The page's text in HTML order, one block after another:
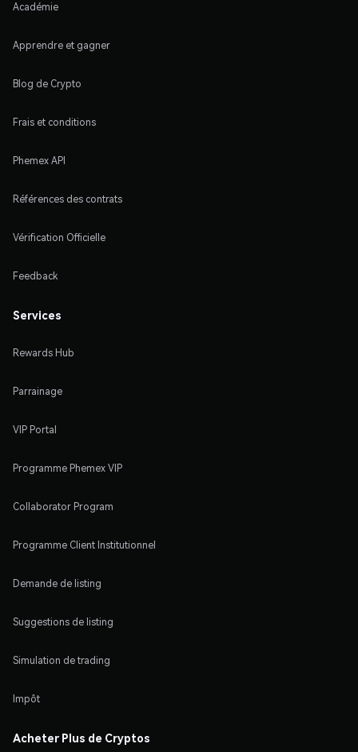
Académie
Apprendre et gagner
Blog de Crypto
Frais et conditions
Phemex API
Références des contrats
Vérification Officielle
Feedback
Services
Rewards Hub
Parrainage
VIP Portal
Programme Phemex VIP
Collaborator Program
Programme Client Institutionnel
Demande de listing
Suggestions de listing
Simulation de trading
Impôt
Acheter Plus de Cryptos